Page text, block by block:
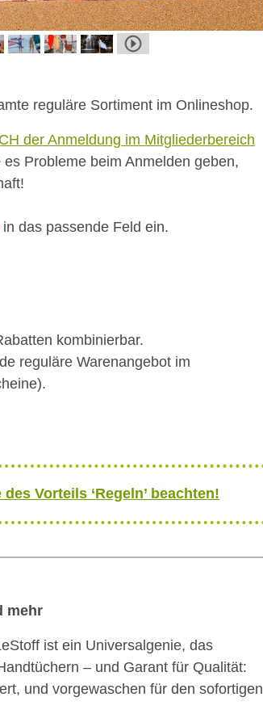
reguläre Sortiment im Onlineshop.
der Anmeldung im Mitgliederbereich
es Probleme beim Anmelden geben,
in das passende Feld ein.
kombinierbar.
reguläre Warenangebot im
Vorteils ‘Regeln’ beachten!
mehr
ist ein Universalgenie, das
– und Garant für Qualität:
und vorgewaschen für den sofortigen